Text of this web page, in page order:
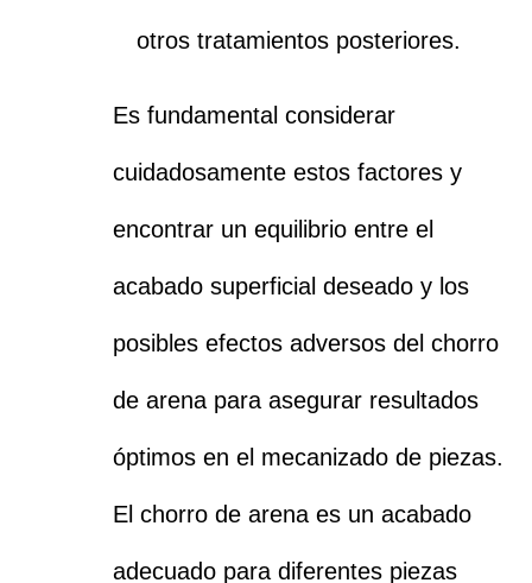
otros tratamientos posteriores.
Es fundamental considerar
cuidadosamente estos factores y
encontrar un equilibrio entre el
acabado superficial deseado y los
posibles efectos adversos del chorro
de arena para asegurar resultados
óptimos en el mecanizado de piezas.
El chorro de arena es un acabado
adecuado para diferentes piezas